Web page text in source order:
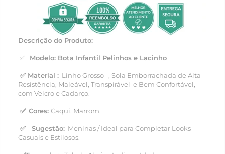
Descrição do Produto:
✅ Modelo: Bota Infantil Pelinhos e Lacinho
✅ Material : Linho Grosso
, Sola Emborrachada de Alta
Resistência, Maleável, Transpirável e Bem Confortável,
com Velcro e Cadarço.
✅ Cores: Caqui, Marrom.
✅ Sugestão: Meninas / Ideal para Completar Looks
Casuais e Estilosos.